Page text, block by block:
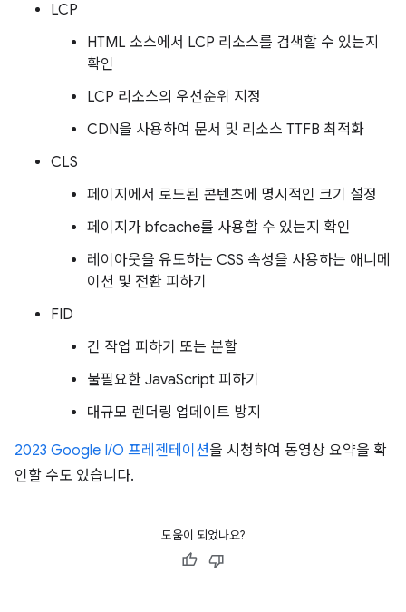
LCP
HTML 소스에서 LCP 리소스를 검색할 수 있는지
확인
LCP 리소스의 우선순위 지정
CDN을 사용하여 문서 및 리소스 TTFB 최적화
CLS
페이지에서 로드된 콘텐츠에 명시적인 크기 설정
페이지가 bfcache를 사용할 수 있는지 확인
레이아웃을 유도하는 CSS 속성을 사용하는 애니메
이션 및 전환 피하기
FID
긴 작업 피하기 또는 분할
불필요한 JavaScript 피하기
대규모 렌더링 업데이트 방지
2023 Google I/O 프레젠테이션을 시청하여 동영상 요약을 확
인할 수도 있습니다.
도움이 되었나요?